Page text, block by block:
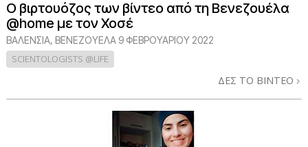
Ο βιρτουόζος των βίντεο από τη Βενεζουέλα
@home με τον Χοσέ
ΒΑΛΈΝΣΙΑ, ΒΕΝΕΖΟΥΈΛΑ 9 ΦΕΒΡΟΥΑΡΙΟΥ 2022
SCIENTOLOGISTS @LIFE
ΔΕΣ ΤΟ ΒΙΝΤΕΟ